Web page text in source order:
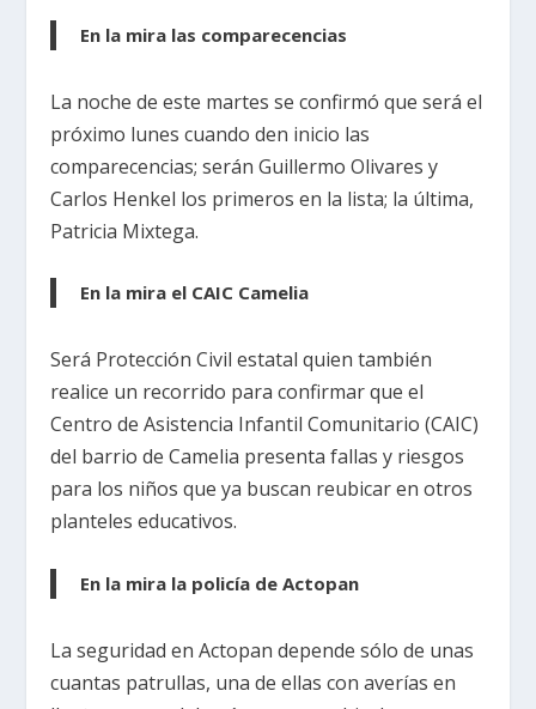
En la mira las comparecencias
La noche de este martes se confirmó que será el
próximo lunes cuando den inicio las
comparecencias; serán Guillermo Olivares y
Carlos Henkel los primeros en la lista; la última,
Patricia Mixtega.
En la mira el CAIC Camelia
Será Protección Civil estatal quien también
realice un recorrido para confirmar que el
Centro de Asistencia Infantil Comunitario (CAIC)
del barrio de Camelia presenta fallas y riesgos
para los niños que ya buscan reubicar en otros
planteles educativos.
En la mira la policía de Actopan
La seguridad en Actopan depende sólo de unas
cuantas patrullas, una de ellas con averías en